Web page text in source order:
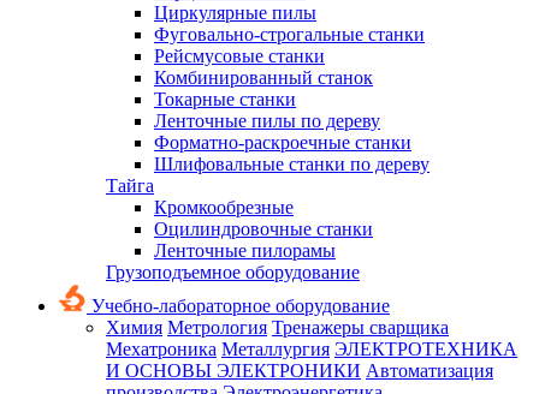
Циркулярные пилы
Фуговально-строгальные станки
Рейсмусовые станки
Комбинированный станок
Токарные станки
Ленточные пилы по дереву
Форматно-раскроечные станки
Шлифовальные станки по дереву
Тайга
Кромкообрезные
Оцилиндровочные станки
Ленточные пилорамы
Грузоподъемное оборудование
Учебно-лабораторное оборудование
Химия Метрология Тренажеры сварщика
Мехатроника Металлургия ЭЛЕКТРОТЕХНИКА
И ОСНОВЫ ЭЛЕКТРОНИКИ Автоматизация